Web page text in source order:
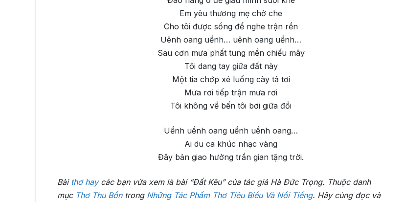
Em yêu thương mẹ chở che
Cho tôi được sống để nghe trận rền
Uênh oang uềnh… uênh oang uềnh…
Sau cơn mưa phất tung mền chiếu mây
Tôi dang tay giữa đất này
Một tia chớp xé luống cày tả tơi
Mưa rơi tiếp trận mưa rơi
Tôi không về bến tôi bơi giữa đồi
Uểnh uềnh oang uểnh uềnh oang…
Ai du ca khúc nhạc vàng
Đây bản giao hưởng trần gian tặng trời.
Bài thơ haycác bạn vừa xem là bài “Đất Kêu” của tác giả Hà Đức Trọng. Thuộc danh
mục Thơ Thu Bồntrong Những Tác Phẩm Thơ Tiêu Biểu Và Nổi Tiếng. Hãy cùng đọc và